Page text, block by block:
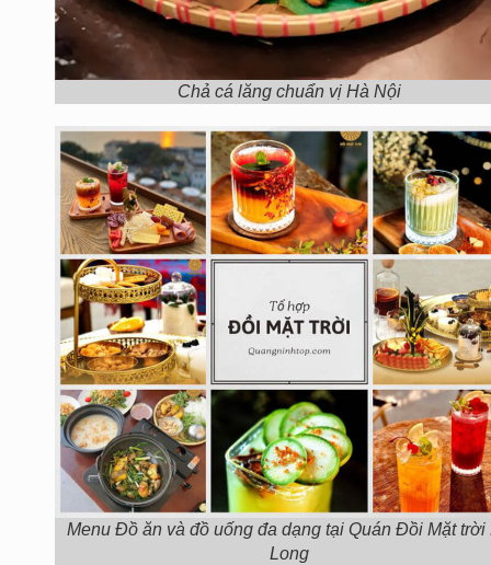
Chả cá lăng chuẩn vị Hà Nội
Menu Đồ ăn và đồ uống đa dạng tại Quán Đồi Mặt trời
Long